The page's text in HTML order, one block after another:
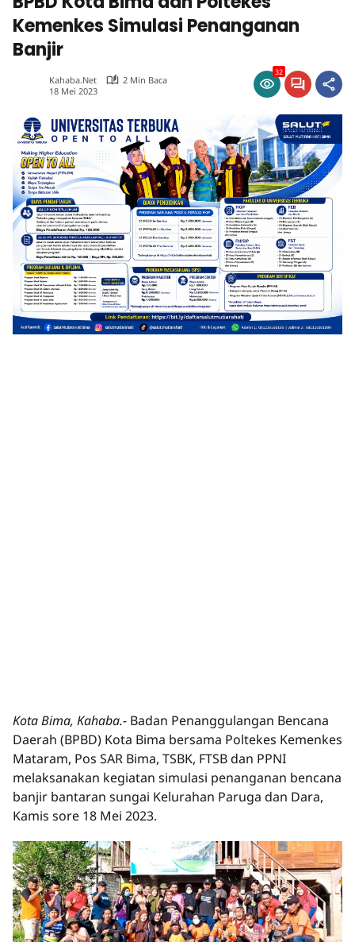
Kemenkes Simulasi Penanganan
Banjir
Kahaba.net
2 Min Baca
18 Mei 2023
32
Kota Bima, Kahaba.- Badan Penanggulangan Bencana
Daerah (BPBD) Kota Bima bersama Poltekes Kemenkes
Mataram, Pos SAR Bima, TSBK, FTSB dan PPNI
melaksanakan kegiatan simulasi penanganan bencana
banjir bantaran sungai Kelurahan Paruga dan Dara,
Kamis sore 18 Mei 2023.